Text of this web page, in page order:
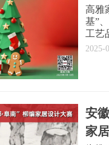
高雅
基”
工艺
出口
第五
业联
徽）
2025-
安
家